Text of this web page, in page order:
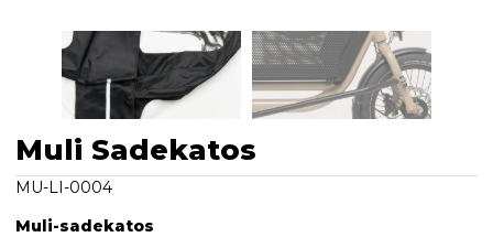
Muli Sadekatos
MU-LI-0004
Muli-sadekatos